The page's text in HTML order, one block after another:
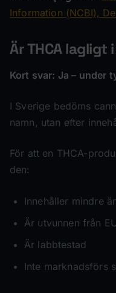
Information (NCBI),
Är THCA lagligt
Kort svar: Ja – under
I Sverige bedöms
namn, utan efter
För att en THCA-
den:
Innehåller mindre
Är utvunnen från
Är labbtestad
Inte marknadsförs